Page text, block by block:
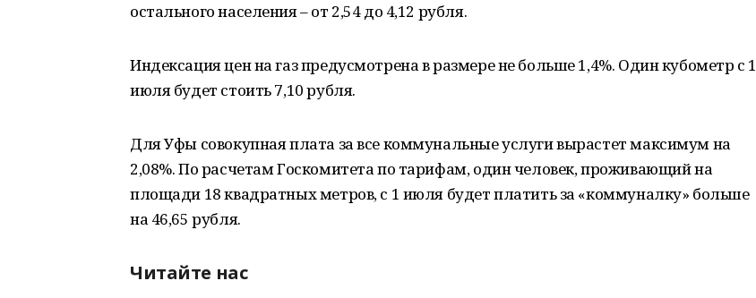
остального населения – от 2,54 до 4,12 рубля.
Индексация цен на газ предусмотрена в размере не больше 1,4%. Один кубометр с 1
июля будет стоить 7,10 рубля.
Для Уфы совокупная плата за все коммунальные услуги вырастет максимум на
2,08%. По расчетам Госкомитета по тарифам, один человек, проживающий на
площади 18 квадратных метров, с 1 июля будет платить за «коммуналку» больше
на 46,65 рубля.
Читайте нас